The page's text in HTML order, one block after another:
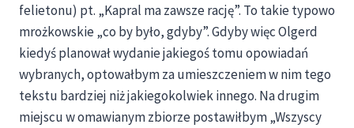
felietonu) pt. „Kapral ma zawsze rację”. To takie typowo
mrożkowskie „co by było, gdyby”. Gdyby więc Olgerd
kiedyś planował wydanie jakiegoś tomu opowiadań
wybranych, optowałbym za umieszczeniem w nim tego
tekstu bardziej niż jakiegokolwiek innego. Na drugim
miejscu w omawianym zbiorze postawiłbym „Wszyscy